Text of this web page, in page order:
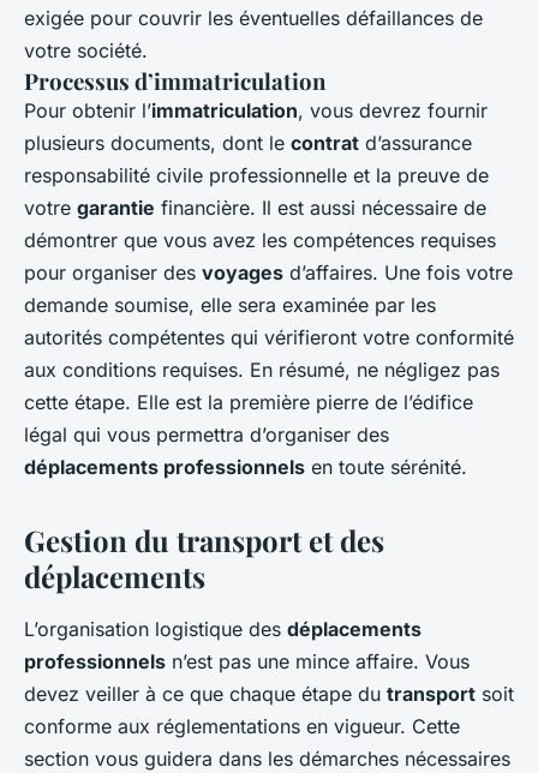
exigée pour couvrir les éventuelles défaillances de
votre société.
Processus d’immatriculation
Pour obtenir l’immatriculation, vous devrez fournir
plusieurs documents, dont le contrat d’assurance
responsabilité civile professionnelle et la preuve de
votre garantie financière. Il est aussi nécessaire de
démontrer que vous avez les compétences requises
pour organiser des voyages d’affaires. Une fois votre
demande soumise, elle sera examinée par les
autorités compétentes qui vérifieront votre conformité
aux conditions requises. En résumé, ne négligez pas
cette étape. Elle est la première pierre de l’édifice
légal qui vous permettra d’organiser des
déplacements professionnels en toute sérénité.
Gestion du transport et des
déplacements
L’organisation logistique des déplacements
professionnels n’est pas une mince affaire. Vous
devez veiller à ce que chaque étape du transport soit
conforme aux réglementations en vigueur. Cette
section vous guidera dans les démarches nécessaires